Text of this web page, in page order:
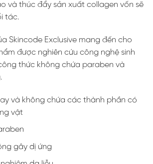
và thúc đẩy sản xuất collagen vốn sẽ
tác.
Skincode Exclusive mang đến cho
được nghiên cứu công nghệ sinh
thức không chứa paraben và
và không chứa các thành phần có
vật
gây dị ứng